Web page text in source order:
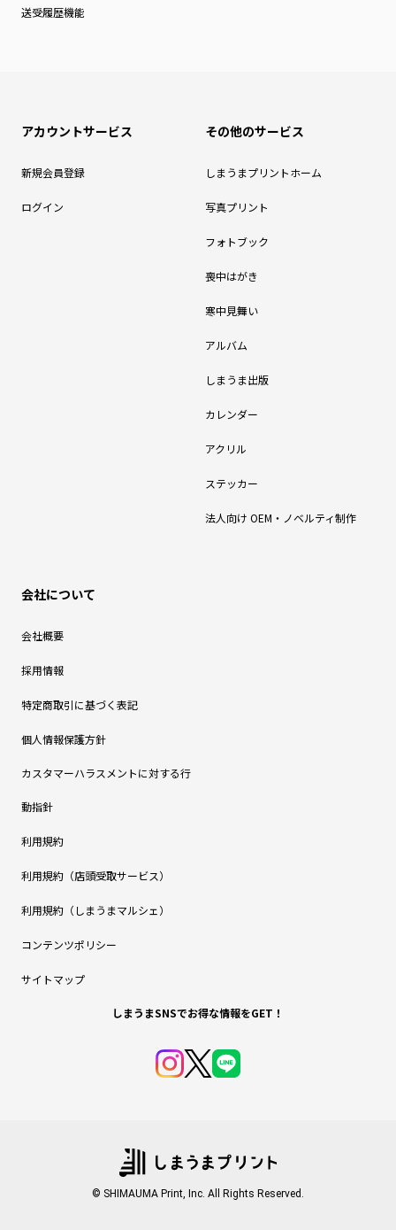
送受履歴機能
アカウントサービス
新規会員登録
ログイン
その他のサービス
しまうまプリントホーム
写真プリント
フォトブック
喪中はがき
寒中見舞い
アルバム
しまうま出版
カレンダー
アクリル
ステッカー
法人向け OEM・ノベルティ制作
会社について
会社概要
採用情報
特定商取引に基づく表記
個人情報保護方針
カスタマーハラスメントに対する行
動指針
利用規約
利用規約（店頭受取サービス）
利用規約（しまうまマルシェ）
コンテンツポリシー
サイトマップ
しまうまSNSでお得な情報をGET！
© SHIMAUMA Print, Inc. All Rights Reserved.